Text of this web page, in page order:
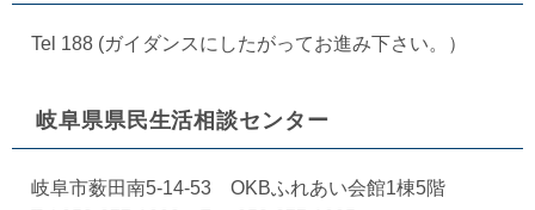
Tel 188 (ガイダンスにしたがってお進み下さい。）
岐阜県県民生活相談センター
岐阜市薮田南5-14-53 OKBふれあい会館1棟5階